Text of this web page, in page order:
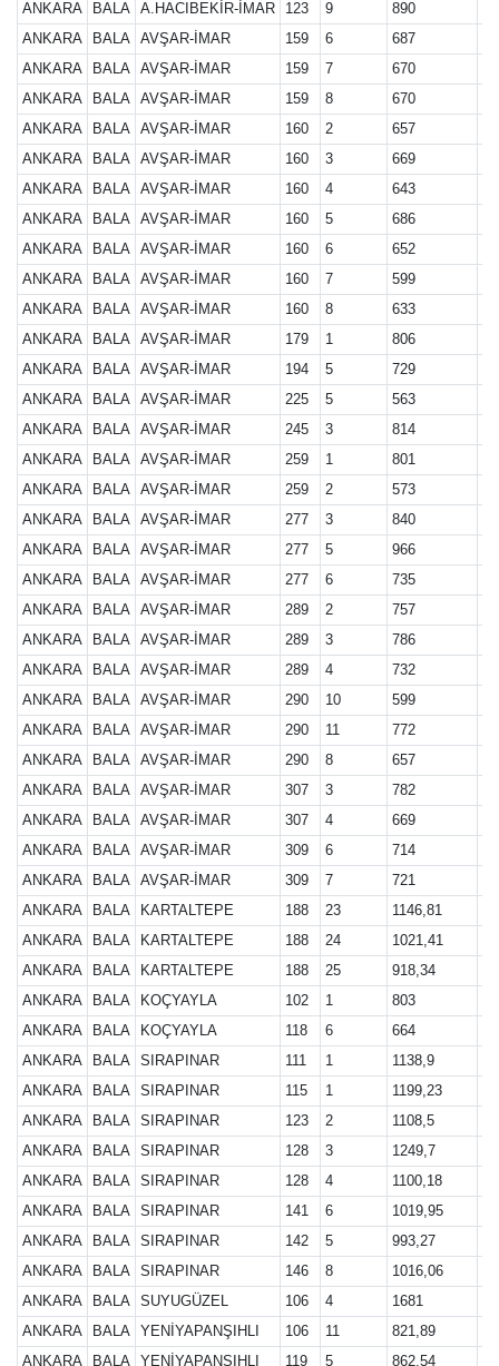
ANKARA
BALA A.HACIBEKİR-İMAR 123 9 890
ANKARA
BALA AVŞAR-İMAR 159 6 687
ANKARA
BALA AVŞAR-İMAR 159 7 670
ANKARA
BALA AVŞAR-İMAR 159 8 670
ANKARA
BALA AVŞAR-İMAR 160 2 657
ANKARA
BALA AVŞAR-İMAR 160 3 669
ANKARA
BALA AVŞAR-İMAR 160 4 643
ANKARA
BALA AVŞAR-İMAR 160 5 686
ANKARA
BALA AVŞAR-İMAR 160 6 652
ANKARA
BALA AVŞAR-İMAR 160 7 599
ANKARA
BALA AVŞAR-İMAR 160 8 633
ANKARA
BALA AVŞAR-İMAR 179 1 806
ANKARA
BALA AVŞAR-İMAR 194 5 729
ANKARA
BALA AVŞAR-İMAR 225 5 563
ANKARA
BALA AVŞAR-İMAR 245 3 814
ANKARA
BALA AVŞAR-İMAR 259 1 801
ANKARA
BALA AVŞAR-İMAR 259 2 573
ANKARA
BALA AVŞAR-İMAR 277 3 840
ANKARA
BALA AVŞAR-İMAR 277 5 966
ANKARA
BALA AVŞAR-İMAR 277 6 735
ANKARA
BALA AVŞAR-İMAR 289 2 757
ANKARA
BALA AVŞAR-İMAR 289 3 786
ANKARA
BALA AVŞAR-İMAR 289 4 732
ANKARA
BALA AVŞAR-İMAR 290 10 599
ANKARA
BALA AVŞAR-İMAR 290 11 772
ANKARA
BALA AVŞAR-İMAR 290 8 657
ANKARA
BALA AVŞAR-İMAR 307 3 782
ANKARA
BALA AVŞAR-İMAR 307 4 669
ANKARA
BALA AVŞAR-İMAR 309 6 714
ANKARA
BALA AVŞAR-İMAR 309 7 721
ANKARA
BALA KARTALTEPE 188 23 1146,81
ANKARA
BALA KARTALTEPE 188 24 1021,41
ANKARA
BALA KARTALTEPE 188 25 918,34
ANKARA
BALA KOÇYAYLA 102 1 803
ANKARA
BALA KOÇYAYLA 118 6 664
ANKARA
BALA SIRAPINAR 111 1 1138,9
ANKARA
BALA SIRAPINAR 115 1 1199,23
ANKARA
BALA SIRAPINAR 123 2 1108,5
ANKARA
BALA SIRAPINAR 128 3 1249,7
ANKARA
BALA SIRAPINAR 128 4 1100,18
ANKARA
BALA SIRAPINAR 141 6 1019,95
ANKARA
BALA SIRAPINAR 142 5 993,27
ANKARA
BALA SIRAPINAR 146 8 1016,06
ANKARA
BALA SUYUGÜZEL 106 4 1681
ANKARA
BALA YENİYAPANŞIHLI 106 11 821,89
ANKARA
BALA YENİYAPANŞIHLI 119 5 862,54